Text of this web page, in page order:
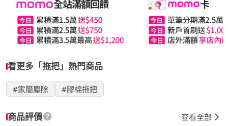
看更多「拖把」熱門商品
#家簡塵除 #膠棉拖把
商品評價 查看全部